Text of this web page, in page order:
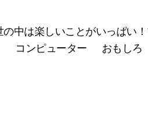
の中は楽しいことがいっぱい
コンピューター おもしろ